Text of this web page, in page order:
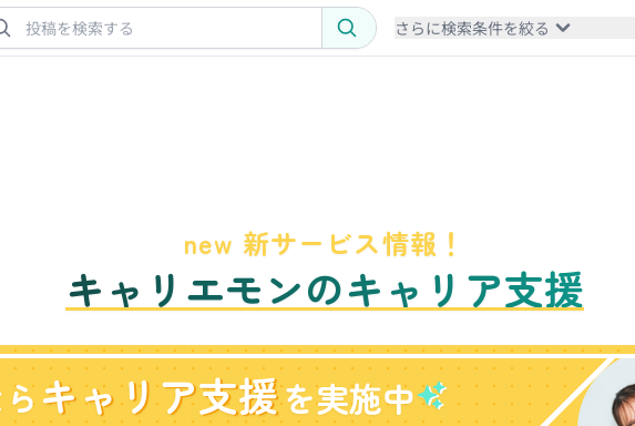
さらに検索条件を絞る
new 新サービス情報！
キャリエモンのキャリア支援
キャリア支援を実施中